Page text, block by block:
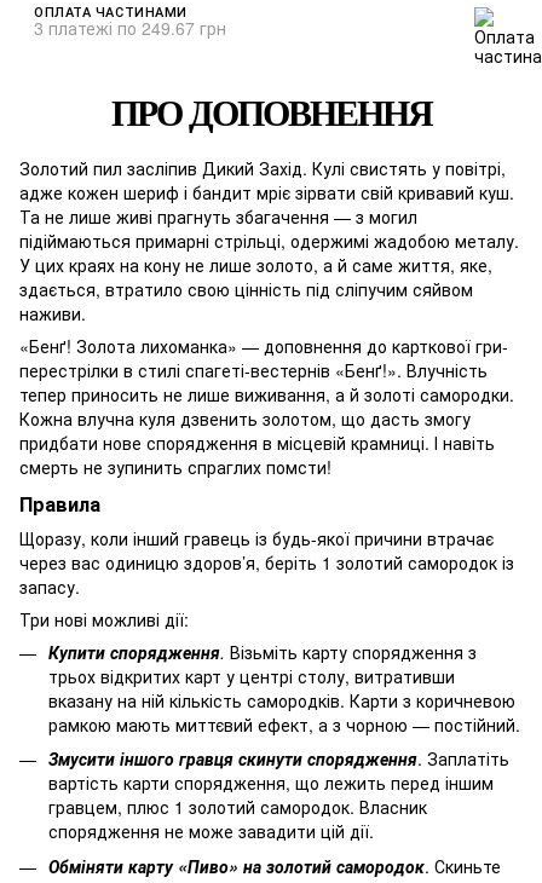
ОПЛАТА ЧАСТИНАМИ
3 платежі по 249.67 грн
ПРО ДОПОВНЕННЯ
Золотий пил засліпив Дикий Захід. Кулі свистять у повітрі,
адже кожен шериф і бандит мріє зірвати свій кривавий куш.
Та не лише живі прагнуть збагачення — з могил
підіймаються примарні стрільці, одержимі жадобою металу.
У цих краях на кону не лише золото, а й саме життя, яке,
здається, втратило свою цінність під сліпучим сяйвом
наживи.
«Бенґ! Золота лихоманка» — доповнення до карткової гри-
перестрілки в стилі спагеті-вестернів «Бенґ!». Влучність
тепер приносить не лише виживання, а й золоті самородки.
Кожна влучна куля дзвенить золотом, що дасть змогу
придбати нове спорядження в місцевій крамниці. І навіть
смерть не зупинить спраглих помсти!
Правила
Щоразу, коли інший гравець із будь-якої причини втрачає
через вас одиницю здоров’я, беріть 1 золотий самородок із
запасу.
Три нові можливі дії:
Купити спорядження. Візьміть карту спорядження з
трьох відкритих карт у центрі столу, витративши
вказану на ній кількість самородків. Карти з коричневою
рамкою мають миттєвий ефект, а з чорною — постійний.
Змусити іншого гравця скинути спорядження. Заплатіть
вартість карти спорядження, що лежить перед іншим
гравцем, плюс 1 золотий самородок. Власник
спорядження не може завадити цій дії.
Обміняти карту «Пиво» на золотий самородок. Скиньте